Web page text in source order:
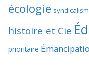
écologie
histoire et Cie
prioritaire